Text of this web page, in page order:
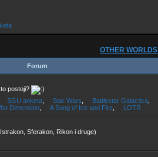
OTHER WORLDS
Forum
postoji?
SGU anketa Star Wars Battlestar Galactica
Dimension A Song of Ice and Fire LOTR
Sferakon, Rikon i druge)